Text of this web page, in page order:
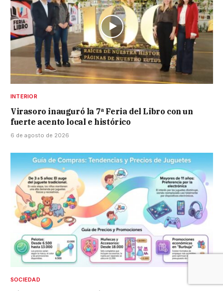
INTERIOR
Virasoro inauguró la 7ª Feria del Libro con un
fuerte acento local e histórico
6 de agosto de 2026
SOCIEDAD